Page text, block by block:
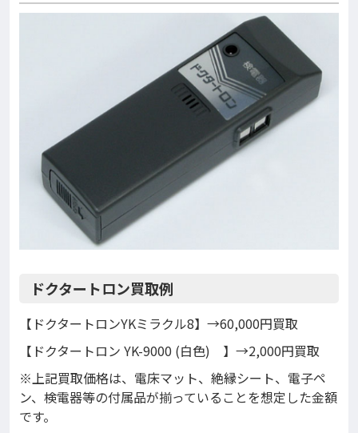
ドクタートロン買取例
【ドクタートロンYKミラクル8】→60,000円買取
【ドクタートロン YK-9000 (白色) 】→2,000円買取
※上記買取価格は、電床マット、絶縁シート、電子ペ
ン、検電器等の付属品が揃っていることを想定した金額
です。